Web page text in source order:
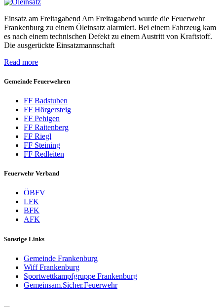
Einsatz am Freitagabend Am Freitagabend wurde die Feuerwehr
Frankenburg zu einem Öleinsatz alarmiert. Bei einem Fahrzeug kam
es nach einem technischen Defekt zu einem Austritt von Kraftstoff.
Die ausgerückte Einsatzmannschaft
Read more
Gemeinde Feuerwehren
FF Badstuben
FF Hörgersteig
FF Pehigen
FF Raitenberg
FF Riegl
FF Steining
FF Redleiten
Feuerwehr Verband
ÖBFV
LFK
BFK
AFK
Sonstige Links
Gemeinde Frankenburg
Wiff Frankenburg
Sportwettkampfgruppe Frankenburg
Gemeinsam.Sicher.Feuerwehr